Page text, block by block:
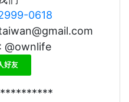
0618
@ownlife